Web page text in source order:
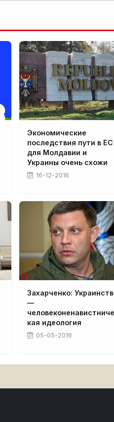
Экономические
последствия пути в ЕС
для Молдавии и
Украины очень схожи
16-12-2016
Захарченко:
—
кая идеология
05-05-2016